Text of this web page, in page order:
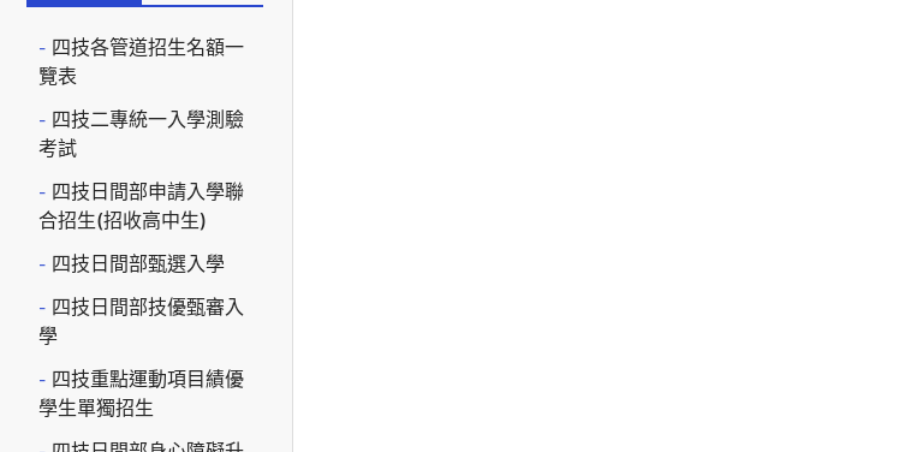
四技各管道招生名額一
覽表
四技二專統一入學測驗
考試
四技日間部申請入學聯
合招生(招收高中生)
四技日間部甄選入學
四技日間部技優甄審入
學
四技重點運動項目績優
學生單獨招生